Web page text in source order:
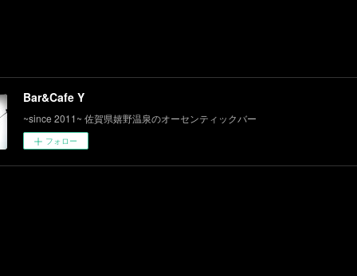
Bar&Cafe Y
~since 2011~ 佐賀県嬉野温泉のオーセンティックバー
フォロー